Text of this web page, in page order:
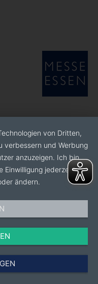
von Dritten,
verbessern und Werbung
anzuzeigen. Ich bin
Einwilligung jederzeit mit
ändern.